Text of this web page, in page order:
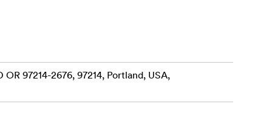
forblir ren
til
97214-2676, 97214, Portland, USA,